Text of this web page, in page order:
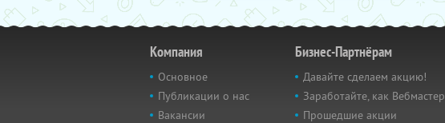
Компания
Основное
Публикации о нас
Вакансии
Бизнес-Партнёрам
Давайте сделаем акцию!
Заработайте, как Вебмастер
Прошедшие акции